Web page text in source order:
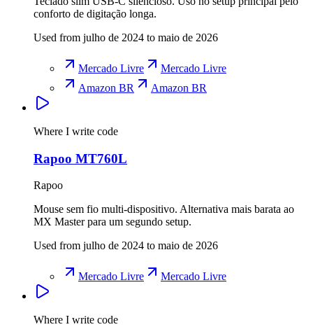
conforto de digitação longa.
Used from julho de 2024 to maio de 2026
Mercado Livre
Mercado Livre
Amazon BR
Amazon BR
Where I write code
Rapoo MT760L
Rapoo
Mouse sem fio multi-dispositivo. Alternativa mais barata ao
MX Master para um segundo setup.
Used from julho de 2024 to maio de 2026
Mercado Livre Mercado Livre
Where I write code